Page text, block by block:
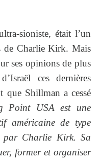
sioniste, était l’un
de Charlie Kirk. Mais
ses opinions de plus
ces dernières
que Shillman a cessé
Point USA est une
américaine de type
Charlie Kirk. Sa
former et organiser